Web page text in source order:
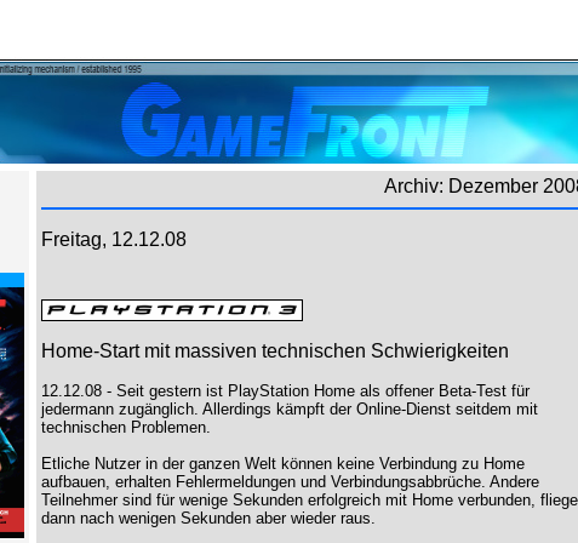
Archiv: Dezember
Freitag, 12.12.08
Home-Start mit massiven technischen Schwierigkeiten
12.12.08 - Seit gestern ist PlayStation Home als offener Beta-Test für
jedermann zugänglich. Allerdings kämpft der Online-Dienst seitdem mit
technischen Problemen.
Etliche Nutzer in der ganzen Welt können keine Verbindung zu Home
aufbauen, erhalten Fehlermeldungen und Verbindungsabbrüche. Andere
Teilnehmer sind für wenige Sekunden erfolgreich mit Home verbunden,
dann nach wenigen Sekunden aber wieder raus.